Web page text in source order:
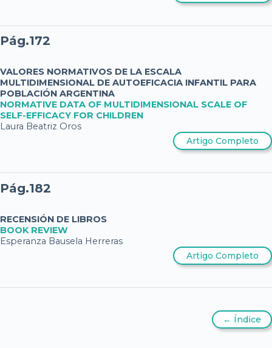
Pág.172
VALORES NORMATIVOS DE LA ESCALA
MULTIDIMENSIONAL DE AUTOEFICACIA INFANTIL PARA
POBLACIÓN ARGENTINA
NORMATIVE DATA OF MULTIDIMENSIONAL SCALE OF
SELF-EFFICACY FOR CHILDREN
Laura Beatriz Oros
Artigo Completo
Pág.182
RECENSIÓN DE LIBROS
BOOK REVIEW
Esperanza Bausela Herreras
Artigo Completo
← Índice